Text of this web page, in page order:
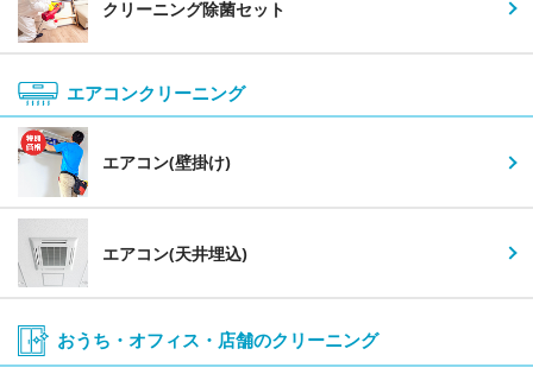
クリーニング除菌セット
エアコンクリーニング
エアコン(壁掛け)
エアコン(天井埋込)
おうち・オフィス・店舗のクリーニング